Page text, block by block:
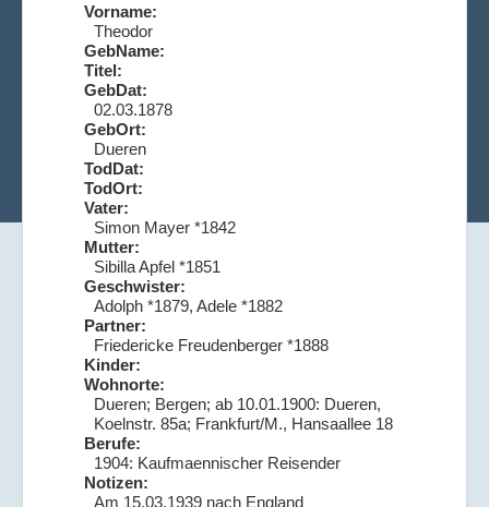
Vorname:
Theodor
GebName:
Titel:
GebDat:
02.03.1878
GebOrt:
Dueren
TodDat:
TodOrt:
Vater:
Simon Mayer *1842
Mutter:
Sibilla Apfel *1851
Geschwister:
Adolph *1879, Adele *1882
Partner:
Friedericke Freudenberger *1888
Kinder:
Wohnorte:
Dueren; Bergen; ab 10.01.1900: Dueren,
Koelnstr. 85a; Frankfurt/M., Hansaallee 18
Berufe:
1904: Kaufmaennischer Reisender
Notizen:
Am 15.03.1939 nach England